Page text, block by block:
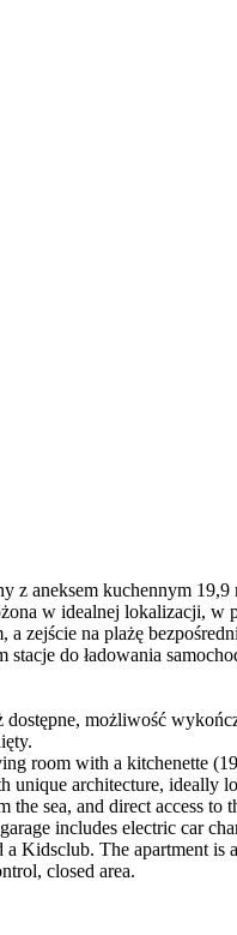
aneksem kuchennym
w idealnej lokalizacji,
zejście na plażę
do ładowania
możliwość
room with a kitchenette
architecture,
sea, and direct access
includes electric car
Kidsclub. The
closed area.